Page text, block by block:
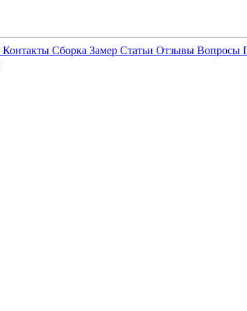
Контакты Сборка Замер Статьи Отзывы Вопросы